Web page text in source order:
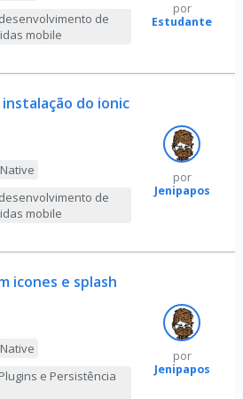
de
mobile
por
Estudante
do ionic
de
mobile
por
Jenipapos
icones e splash
e Persistência
por
Jenipapos